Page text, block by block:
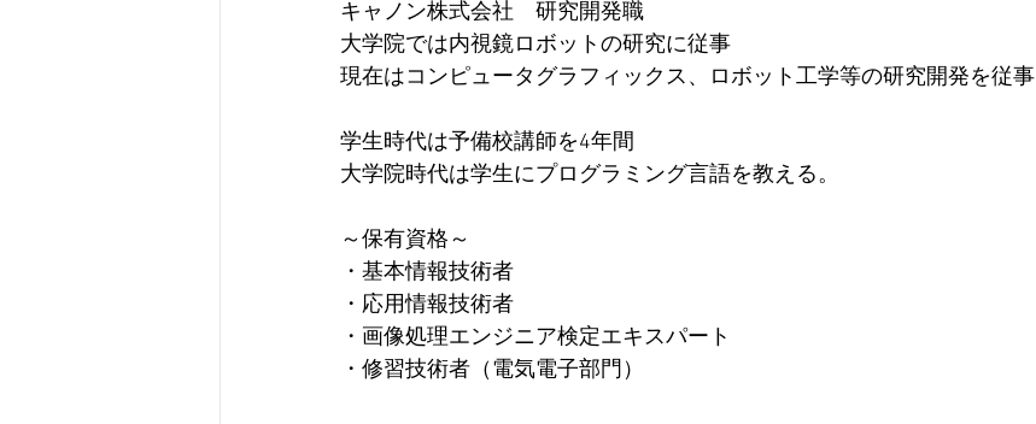
キャノン株式会社　研究開発職
大学院では内視鏡ロボットの研究に従事
現在はコンピュータグラフィックス、ロボット工学等の研究開発を従事
学生時代は予備校講師を4年間
​大学院時代は学生にプログラミング言語を教える。
～保有資格～​
・基本情報技術者
・応用情報技術者
・画像処理エンジニア検定エキスパート
​・修習技術者（電気電子部門）